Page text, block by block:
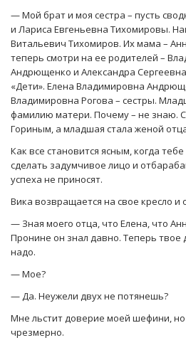
— Мой брат и моя сестра – пусть
и Лариса Евгеньевна Тихомировы.
Витальевич Тихомиров. Их мама –
теперь смотри на ее родителей –
Андрющенко и Александра
«Дети». Елена Владимировна
Владимировна Рогова – сестры.
фамилию матери. Почему – не знаю.
Гориным, а младшая стала женой
Как все становится ясным, когда
сделать задумчивое лицо и
успеха не приносят.
Вика возвращается на свое кресло и
— Зная моего отца, что Елена, что
Пронине он знал давно. Теперь твое
надо.
— Мое?
— Да. Неужели двух не потянешь?
Мне льстит доверие моей шефини,
чрезмерно.